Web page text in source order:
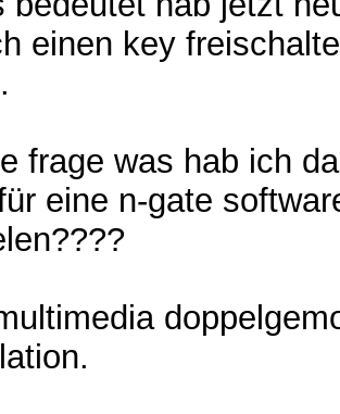
einen key
frage was hab ich
eine n-gate